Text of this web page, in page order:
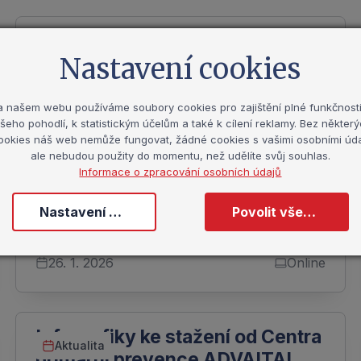
vztahy a primární prevence v
měnící se společnosti
1. letošní webinář je tady! Registrace probíhá
na stránkách iPREV do 23.1.2026. Webinář
bude nahráván a záznam naleznete v našem
archivu. Těšíme se na Vás!
26. 1. 2026 Online
Aktualita
Infografiky ke stažení od Centra
Nastavení cookies
našem webu používáme soubory cookies pro zajištění plné
pohodlí, k statistickým účelům a také k cílení reklamy. Bez
náš web nemůže fungovat, žádné cookies s vašimi osobními
ale nebudou použity do momentu, než udělíte svůj souhlas.
Informace o zpracování osobních údajů
Nastavení cookies Povolit všechny cookies